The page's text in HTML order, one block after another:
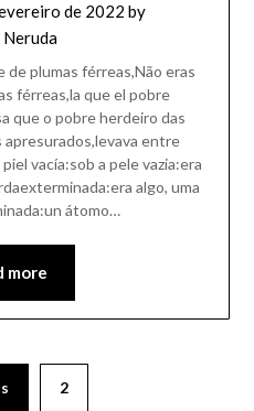
de 2022 by
de plumas férreas,Não eras
férreas,la que el pobre
que o pobre herdeiro das
entre
vacía:sob a pele vazia:era
algo, uma
átomo…
more
2